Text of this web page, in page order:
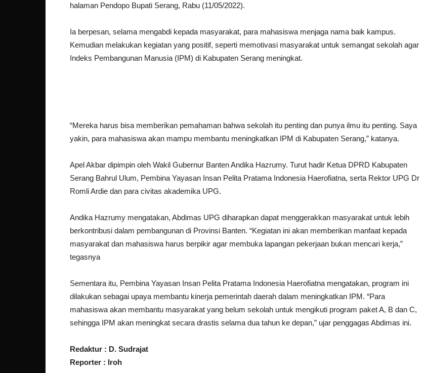
halaman Pendopo Bupati Serang, Rabu (11/05/2022).
Ia berpesan, selama mengabdi kepada masyarakat, para mahasiswa menjaga nama baik kampus.
Kemudian melakukan kegiatan yang positif, seperti memotivasi masyarakat untuk semangat sekolah agar
Indeks Pembangunan Manusia (IPM) di Kabupaten Serang meningkat.
“Mereka harus bisa memberikan pemahaman bahwa sekolah itu penting dan punya ilmu itu penting. Saya
yakin, para mahasiswa akan mampu membantu meningkatkan IPM di Kabupaten Serang,” katanya.
Apel Akbar dipimpin oleh Wakil Gubernur Banten Andika Hazrumy. Turut hadir Ketua DPRD Kabupaten
Serang Bahrul Ulum, Pembina Yayasan Insan Pelita Pratama Indonesia Haerofiatna, serta Rektor UPG Dr
Romli Ardie dan para civitas akademika UPG.
Andika Hazrumy mengatakan, Abdimas UPG diharapkan dapat menggerakkan masyarakat untuk lebih
berkontribusi dalam pembangunan di Provinsi Banten. “Kegiatan ini akan memberikan manfaat kepada
masyarakat dan mahasiswa harus berpikir agar membuka lapangan pekerjaan bukan mencari kerja,”
tegasnya
Sementara itu, Pembina Yayasan Insan Pelita Pratama Indonesia Haerofiatna mengatakan, program ini
dilakukan sebagai upaya membantu kinerja pemerintah daerah dalam meningkatkan IPM. “Para
mahasiswa akan membantu masyarakat yang belum sekolah untuk mengikuti program paket A, B dan C,
sehingga IPM akan meningkat secara drastis selama dua tahun ke depan,” ujar penggagas Abdimas ini.
Redaktur : D. Sudrajat
Reporter : Iroh